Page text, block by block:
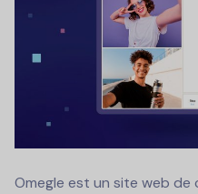
Omegle est un site web